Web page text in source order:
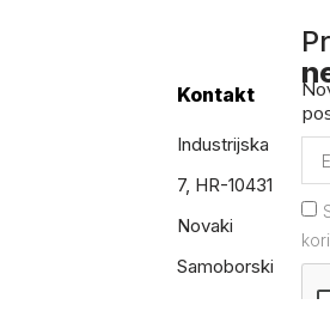
Kontakt
Industrijska
7, HR-10431
Novaki
Samoborski